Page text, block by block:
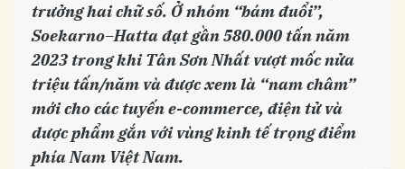
trưởng hai chữ số. Ở nhóm “bám đuổi”,
Soekarno–Hatta đạt gần 580.000 tấn năm
2023 trong khi Tân Sơn Nhất vượt mốc nửa
triệu tấn/năm và được xem là “nam châm”
mới cho các tuyến e-commerce, điện tử và
dược phẩm gắn với vùng kinh tế trọng điểm
phía Nam Việt Nam.